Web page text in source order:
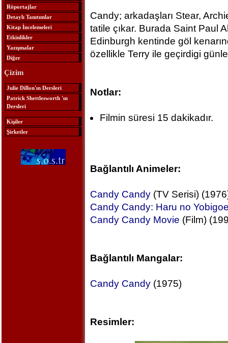
Röportajlar
Detaylı Tanıtımlar
Kitap İncelemeleri
Etkinlikler
Yazışmalar
Diğer
Çizim
Julie Dillon'ın Dersleri
Patrick Shettlesworth 'ın
Dersleri
Kişiler
Şirketler
Candy; arkadaşları Stear,
tatile çıkar. Burada Saint Paul
Edinburgh kentinde göl
özellikle Terry ile geçirdigi
Notlar:
Filmin süresi 15 dakikadır.
Bağlantılı Animeler:
Candy Candy(TV Serisi)
Candy Candy: Haru no
Candy Candy Movie (Film)
Bağlantılı Mangalar:
Candy Candy(1975)
Resimler: